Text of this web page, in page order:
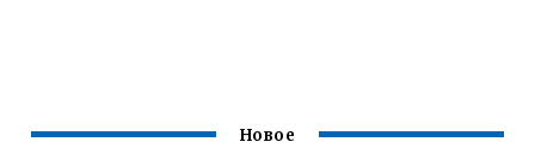
Новое